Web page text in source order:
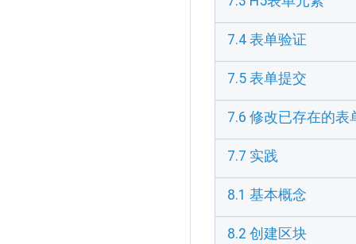
7.4 表单验证
7.5 表单提交
7.6 修改已存在的表
7.7 实践
8.1 基本概念
8.2 创建区块